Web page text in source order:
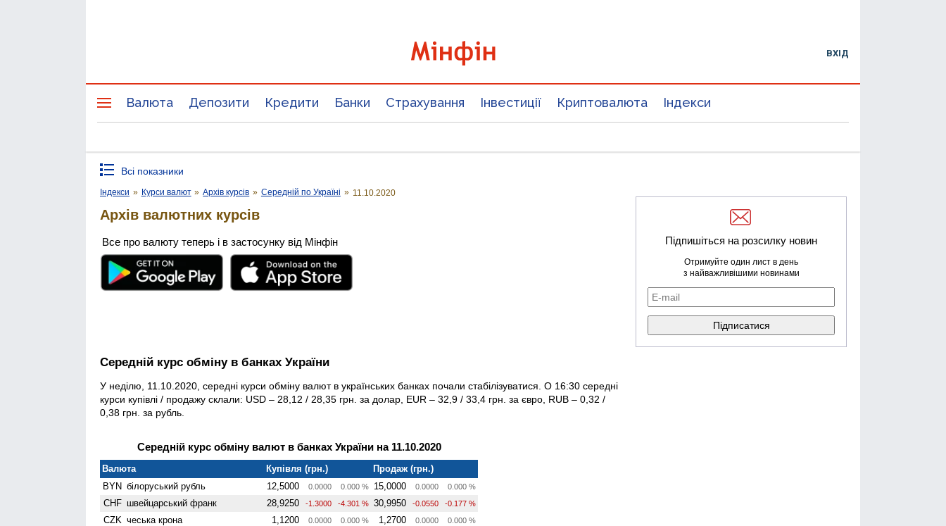
ВХІД
Валюта Депозити Кредити Банки Страхування Інвестиції Криптовалюта Індекси
Всі показники
Індекси » Курси валют » Архів курсів » Середній по Україні » 11.10.2020
Архів валютних курсів
Все про валюту теперь і в застосунку від Мінфін
Середній курс обміну в банках України
У неділю, 11.10.2020, середні курси обміну валют в українських банках почали стабілізуватися. О 16:30 середні
курси купівлі / продажу склали: USD – 28,12 / 28,35 грн. за долар, EUR – 32,9 / 33,4 грн. за євро, RUB – 0,32 /
0,38 грн. за рубль.
Середній курс обміну валют в банках України на 11.10.2020
Валюта Купівля (грн.)
Продаж (грн.)
BYN білоруський рубль 12,5000 0.0000 0.000 % 15,0000 0.0000 0.000 %
CHF швейцарський франк 28,9250 -1.3000 -4.301 % 30,9950 -0.0550 -0.177 %
CZK чеська крона 1,1200 0.0000 0.000 % 1,2700 0.0000 0.000 %
Підпишіться на розсилку новин
Отримуйте один лист в день
з найважливішими новинами